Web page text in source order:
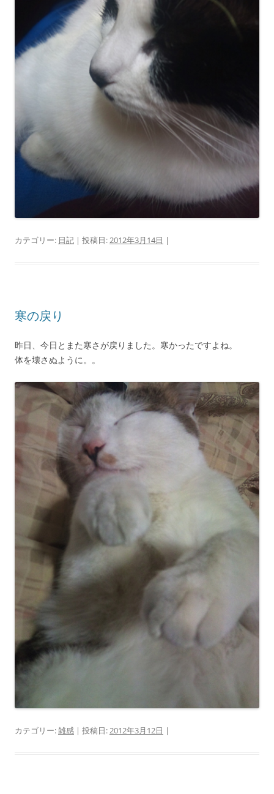
カテゴリー: 日記 | 投稿日:2012年3月14日 |
寒の戻り
昨日、今日とまた寒さが戻りました。寒かったですよね。
体を壊さぬように。。
カテゴリー:雑感 | 投稿日:2012年3月12日 |